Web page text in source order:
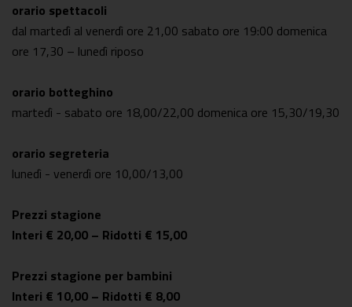
orario spettacoli
dal martedì al venerdì ore 21,00 sabato ore 19:00 domenica
ore 17,30 – lunedì riposo
orario botteghino
martedì - sabato ore 18,00/22,00 domenica ore 15,30/19,30
orario segreteria
lunedì - venerdì ore 10,00/13,00
Prezzi stagione
Interi € 20,00 – Ridotti € 15,00
Prezzi stagione per bambini
Interi € 10,00 – Ridotti € 8,00